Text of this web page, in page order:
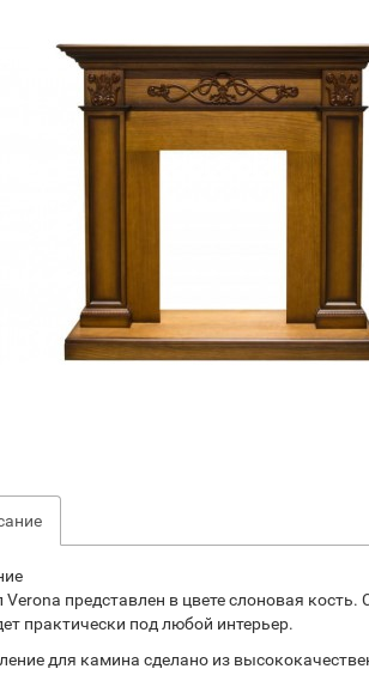
Verona представлен в цвете слоновая
практически под любой интерьер.
для камина сделано из